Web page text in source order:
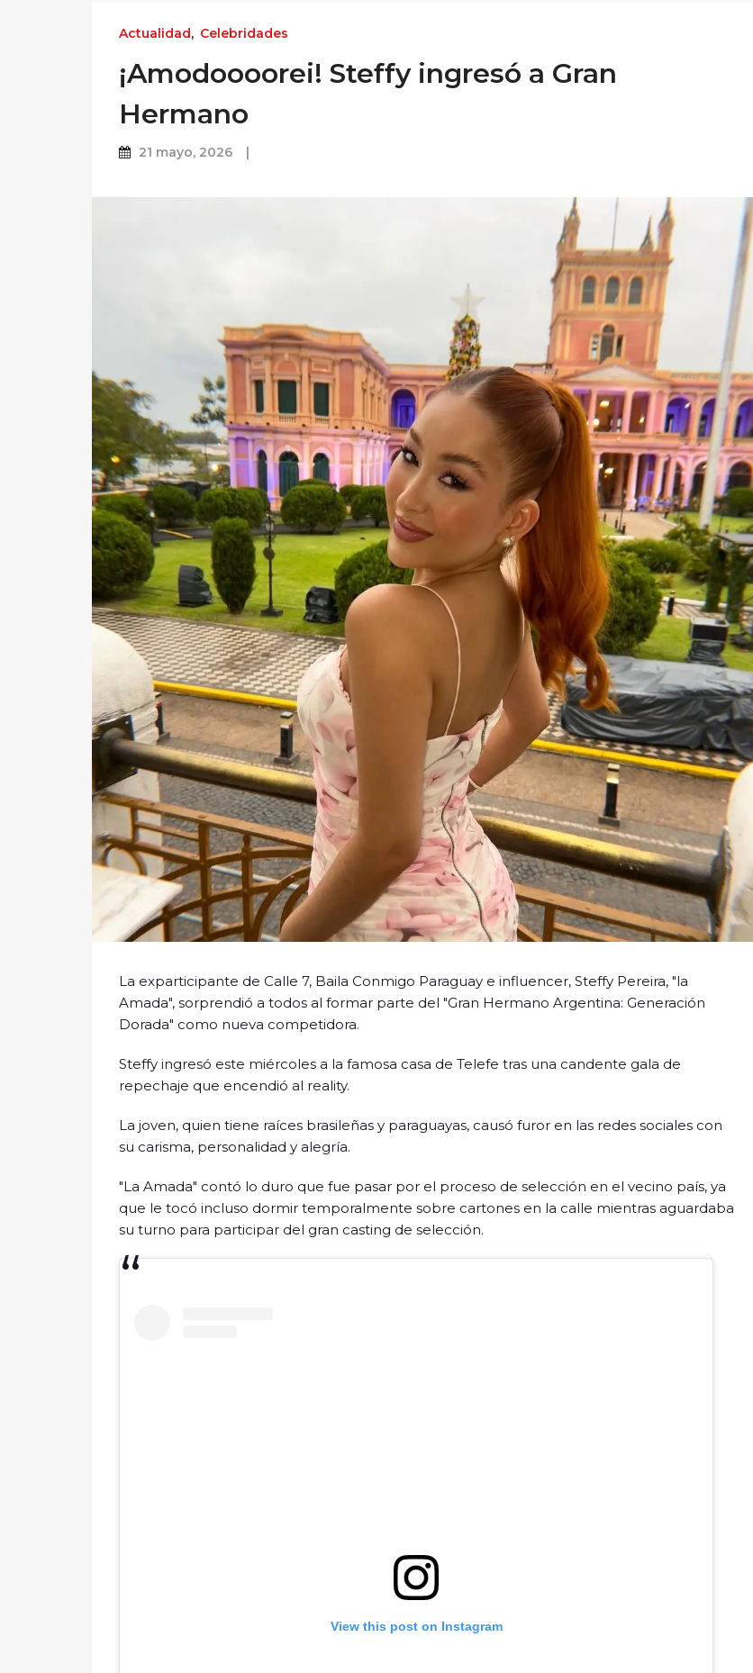
Actualidad, Celebridades
¡Amodoooorei! Steffy ingresó a Gran
Hermano
21 mayo, 2026
La exparticipante de Calle 7, Baila Conmigo Paraguay e influencer, Steffy Pereira, "la
Amada", sorprendió a todos al formar parte del "Gran Hermano Argentina: Generación
Dorada" como nueva competidora.
Steffy ingresó este miércoles a la famosa casa de Telefe tras una candente gala de
repechaje que encendió al reality.
La joven, quien tiene raíces brasileñas y paraguayas, causó furor en las redes sociales con
su carisma, personalidad y alegría.
"La Amada" contó lo duro que fue pasar por el proceso de selección en el vecino país, ya
que le tocó incluso dormir temporalmente sobre cartones en la calle mientras aguardaba
su turno para participar del gran casting de selección.
View this post on Instagram